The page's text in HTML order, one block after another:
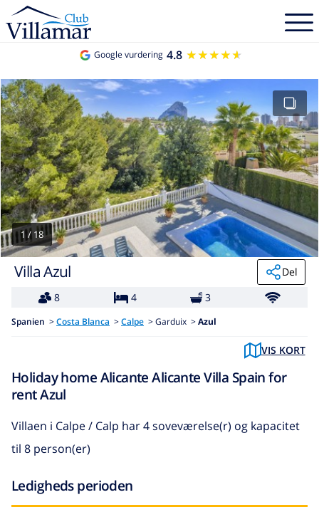
Google vurdering 4.8 ★★★★★
★★★★★
1 / 18
Villa Azul
Del
8
4 3
Spanien > Costa Blanca > Calpe > Garduix > Azul
VIS KORT
Holiday home Alicante Alicante Villa Spain for
rent Azul
Villaen i Calpe / Calp har 4 soveværelse(r) og kapacitet
til 8 person(er)
Ledigheds perioden